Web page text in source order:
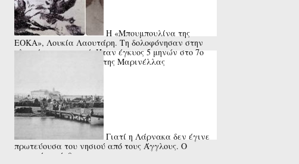
Η «Μπουμπουλίνα της
ΕΟΚΑ», Λουκία Λαουτάρη. Τη δολοφόνησαν στην
πλατεία του χωριού. Ήταν έγκυος 5 μηνών στο 7ο
παιδί της. Το τραγούδι της Μαρινέλλας
Γιατί η Λάρνακα δεν έγινε
πρωτεύουσα του νησιού από τους Άγγλους. Ο
«μοιραίος» άνθρωπος